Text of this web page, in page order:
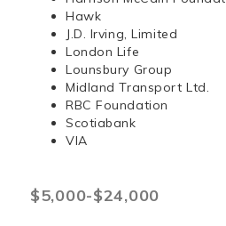
Hawk
J.D. Irving, Limited
London Life
Lounsbury Group
Midland Transport Ltd.
RBC Foundation
Scotiabank
VIA
$5,000-$24,000